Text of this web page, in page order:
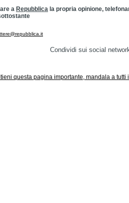
a Repubblica la propria opinione,
Condividi sui social
questa pagina importante, mandala a tutti